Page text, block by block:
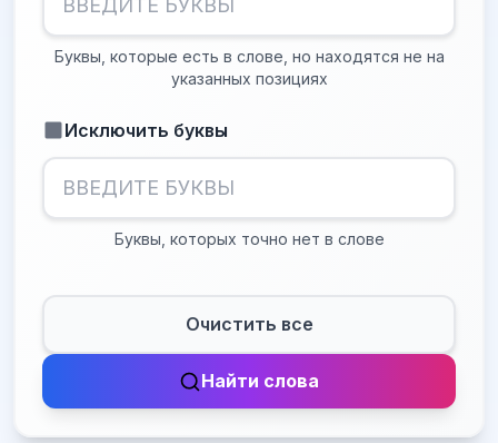
Буквы, которые есть в слове, но находятся не на
указанных позициях
Исключить буквы
Буквы, которых точно нет в слове
Очистить все
Найти слова